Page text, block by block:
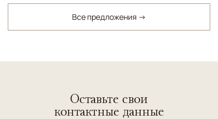
Все предложения →
Оставьте свои
контактные данные